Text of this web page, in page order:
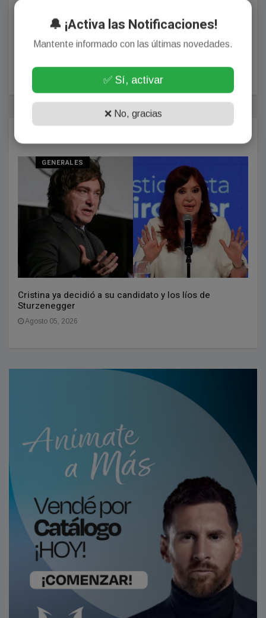
GENERALES
Cristina ya decidió a su candidato y los líos de
Sturzenegger
Agosto 05, 2026
🔔 ¡Activa las Notificaciones!
Mantente informado con las últimas novedades.
✅ Sí, activar
❌ No, gracias